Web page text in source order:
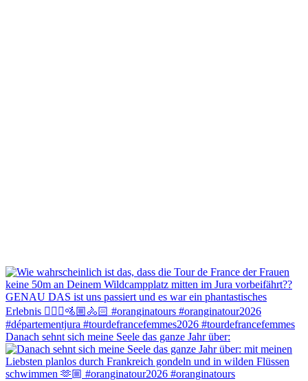
Danach sehnt sich meine Seele das ganze Jahr über: